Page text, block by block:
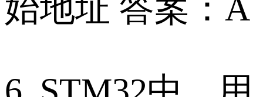
始地址 答案：A